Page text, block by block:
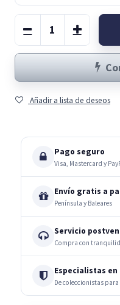
Añadir a lista de deseos
Pago seguro
Visa, Mastercard y
Envío gratis a
Península y Baleares
Servicio
Compra con
Especialistas
De coleccionistas